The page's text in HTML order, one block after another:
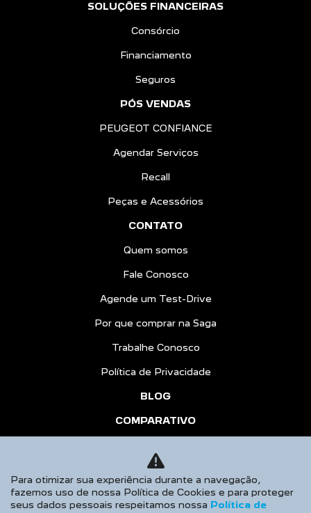
SOLUÇÕES FINANCEIRAS
Consórcio
Financiamento
Seguros
PÓS VENDAS
PEUGEOT CONFIANCE
Agendar Serviços
Recall
Peças e Acessórios
CONTATO
Quem somos
Fale Conosco
Agende um Test-Drive
Por que comprar na Saga
Trabalhe Conosco
Política de Privacidade
BLOG
COMPARATIVO
AGENDE UM TEST DRIVE
Desacelere. Seu bem maior é a vida.
Para otimizar sua experiência durante a navegação,
fazemos uso de nossa Política de Cookies e para proteger
seus dados pessoais respeitamos nossa Política de